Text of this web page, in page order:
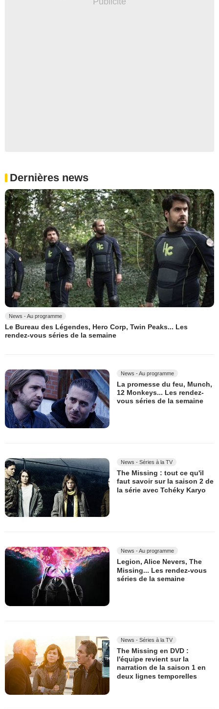
Dernières news
News - Au programme
Le Bureau des Légendes, Hero Corp, Twin Peaks... Les
rendez-vous séries de la semaine
News - Au programme
La promesse du feu, Munch,
12 Monkeys... Les rendez-
vous séries de la semaine
News - Séries à la TV
The Missing : tout ce qu'il
faut savoir sur la saison 2 de
la série avec Tchéky Karyo
News - Au programme
Legion, Alice Nevers, The
Missing... Les rendez-vous
séries de la semaine
News - Séries à la TV
The Missing en DVD :
l'équipe revient sur la
narration de la saison 1 en
deux lignes temporelles